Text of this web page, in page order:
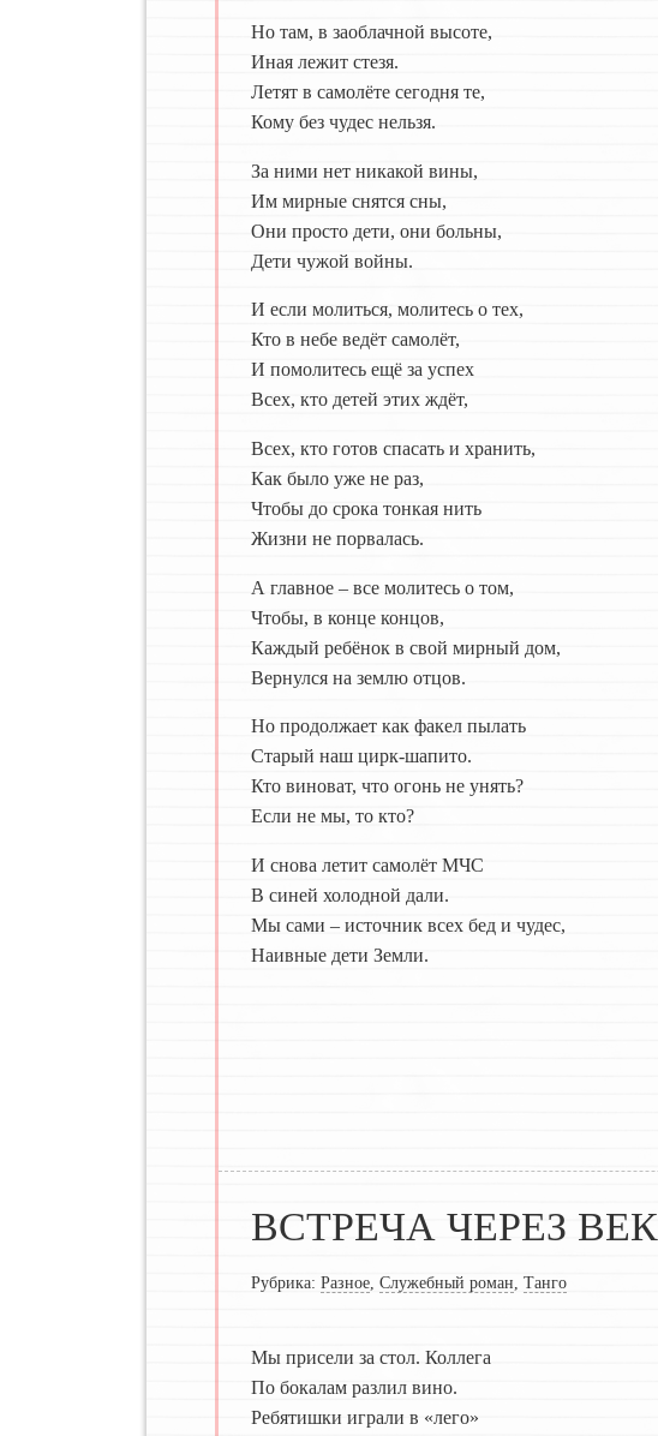
Но там, в заоблачной высоте,
Иная лежит стезя.
Летят в самолёте сегодня те,
Кому без чудес нельзя.
За ними нет никакой вины,
Им мирные снятся сны,
Они просто дети, они больны,
Дети чужой войны.
И если молиться, молитесь о тех,
Кто в небе ведёт самолёт,
И помолитесь ещё за успех
Всех, кто детей этих ждёт,
Всех, кто готов спасать и хранить,
Как было уже не раз,
Чтобы до срока тонкая нить
Жизни не порвалась.
А главное – все молитесь о том,
Чтобы, в конце концов,
Каждый ребёнок в свой мирный дом,
Вернулся на землю отцов.
Но продолжает как факел пылать
Старый наш цирк-шапито.
Кто виноват, что огонь не унять?
Если не мы, то кто?
И снова летит самолёт МЧС
В синей холодной дали.
Мы сами – источник всех бед и чудес,
Наивные дети Земли.
ВСТРЕЧА ЧЕРЕЗ ВЕК
Рубрика: Разное, Служебный роман Танго
Мы присели за стол. Коллега
По бокалам разлил вино.
Ребятишки играли в «лего»